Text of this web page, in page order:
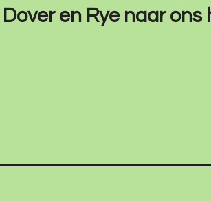
en Rye naar